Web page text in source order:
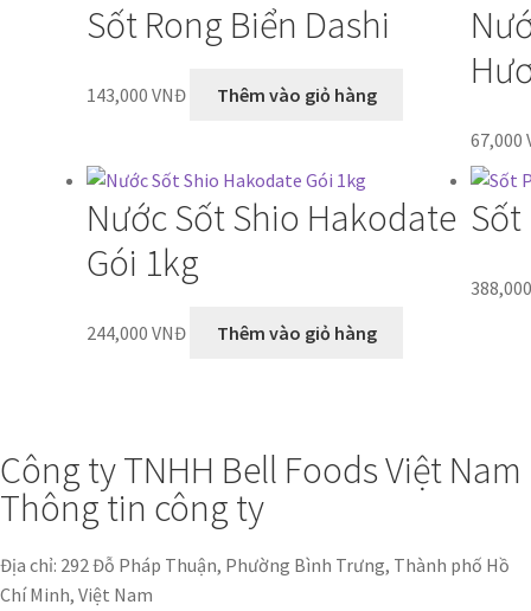
Sốt Rong Biển Dashi
143,000 VNĐ Thêm vào giỏ hàng
67,000
Nước Sốt Shio Hakodate
Gói 1kg
244,000 VNĐ Thêm vào giỏ hàng
Sốt
Công ty TNHH Bell Foods Việt Nam
Thông tin công ty
Địa chỉ: 292 Đỗ Pháp Thuận, Phường Bình Trưng, Thành phố Hồ
Chí Minh, Việt Nam